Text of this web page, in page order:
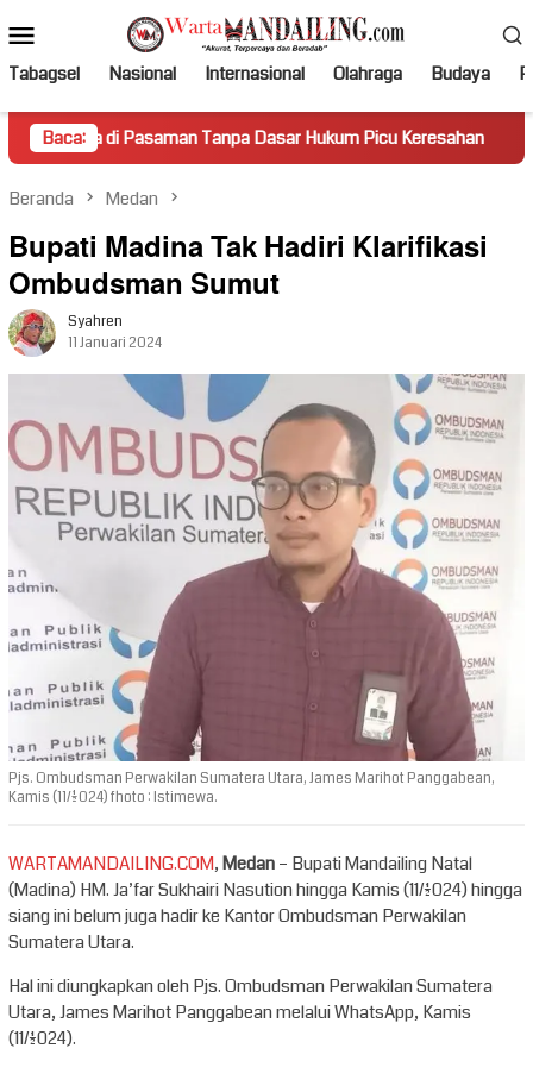
ke
kontenMobile
Tabagsel Nasional Internasional Olahraga Budaya
Baca:Tanpa Dasar Hukum Picu Keresahan Truk Miring
Beranda Medan
Bupati Madina Tak Hadiri Klarifikasi
Ombudsman Sumut
Syahren
11 Januari 2024
Pjs. Ombudsman Perwakilan Sumatera Utara, James Marihot Panggabean,
Kamis (11/1/2024) fhoto : Istimewa.
WARTAMANDAILING.COM,Medan– Bupati Mandailing Natal
(Madina) HM. Ja’far Sukhairi Nasution hingga Kamis (11/1/2024) hingga
siang ini belum juga hadir ke Kantor Ombudsman Perwakilan
Sumatera Utara.
Hal ini diungkapkan oleh Pjs. Ombudsman Perwakilan Sumatera
Utara, James Marihot Panggabean melalui WhatsApp, Kamis
(11/1/2024).